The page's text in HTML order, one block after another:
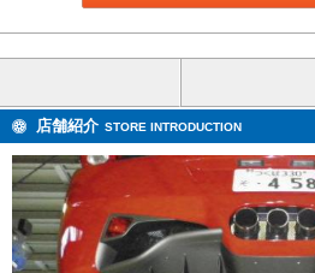
店舗紹介 STORE INTRODUCTION